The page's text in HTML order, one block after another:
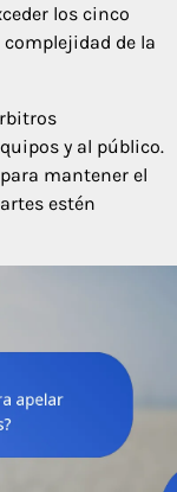
los cinco
de la
y al público.
mantener el
estén